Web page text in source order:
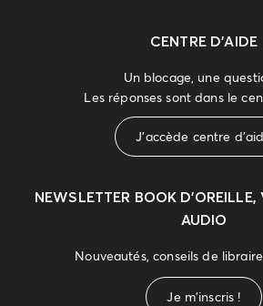
CENTRE D'AIDE
Un blocage, une
Les réponses sont dans le
J'accède centre
NEWSLETTER BOOK D’OREILLE,
AUDIO
Nouveautés, conseils de
Je m'inscris !